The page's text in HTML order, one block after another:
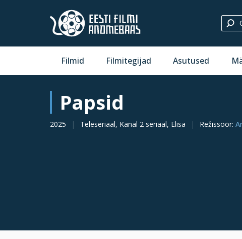
Filmid Filmitegijad Asutused
Papsid
2025 Teleseriaal, Kanal 2 seriaal, Elisa Režissöör: